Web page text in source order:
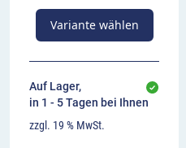
Variante wählen
Auf Lager,
in 1 - 5 Tagen bei Ihnen
zzgl. 19 % MwSt.